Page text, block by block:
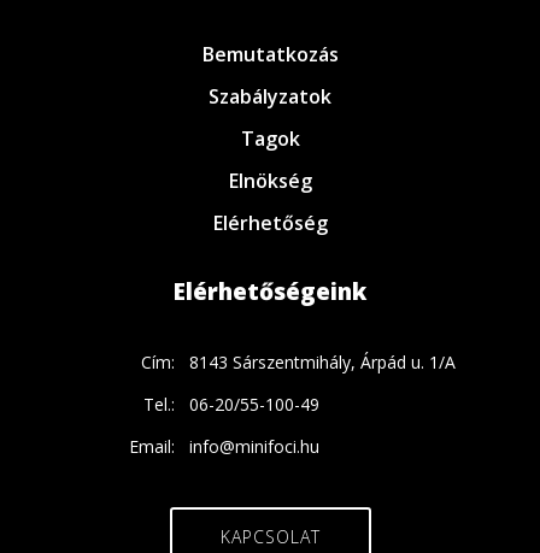
Bemutatkozás
Szabályzatok
Tagok
Elnökség
Elérhetőség
Elérhetőségeink
Cím:
8143 Sárszentmihály, Árpád u. 1/A
Tel.:
06-20/55-100-49
Email:
info@minifoci.hu
KAPCSOLAT